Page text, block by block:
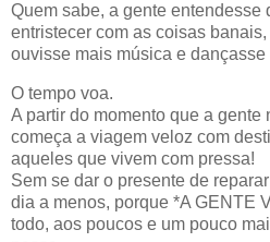
Quem sabe, a gente entendesse
entristecer com as coisas banais,
ouvisse mais música e dançasse
O tempo voa.
A partir do momento que a gente
começa a viagem veloz com
aqueles que vivem com pressa!
Sem se dar o presente de
dia a menos, porque *A GENTE
todo, aos poucos e um pouco